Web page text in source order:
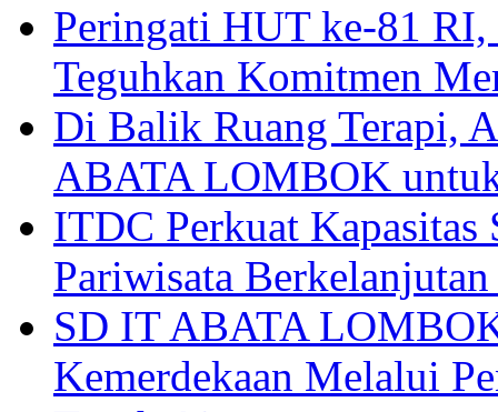
Peringati HUT ke-81
Teguhkan Komitmen
Di Balik Ruang Terapi,
ABATA LOMBOK
ITDC Perkuat
Pariwisata
SD IT ABATA
Kemerdekaan Melalui